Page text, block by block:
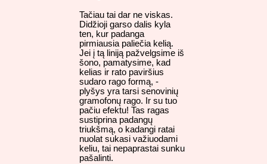
Tačiau tai dar ne viskas.
Didžioji garso dalis kyla
ten, kur padanga
pirmiausia paliečia kelią.
Jei į tą liniją pažvelgsime iš
šono, pamatysime, kad
kelias ir rato paviršius
sudaro rago formą, -
plyšys yra tarsi senovinių
gramofonų rago. Ir su tuo
pačiu efektu! Tas ragas
sustiprina padangų
triukšmą, o kadangi ratai
nuolat sukasi važiuodami
keliu, tai nepaprastai sunku
pašalinti.